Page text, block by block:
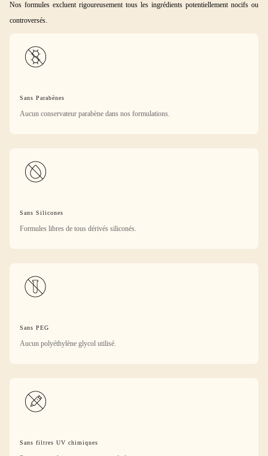
Nos formules excluent rigoureusement tous les ingrédients potentiellement nocifs ou
controversés.
Sans Parabènes
Aucun conservateur parabène dans nos formulations.
Sans Silicones
Formules libres de tous dérivés siliconés.
Sans PEG
Aucun polyéthylène glycol utilisé.
Sans filtres UV chimiques